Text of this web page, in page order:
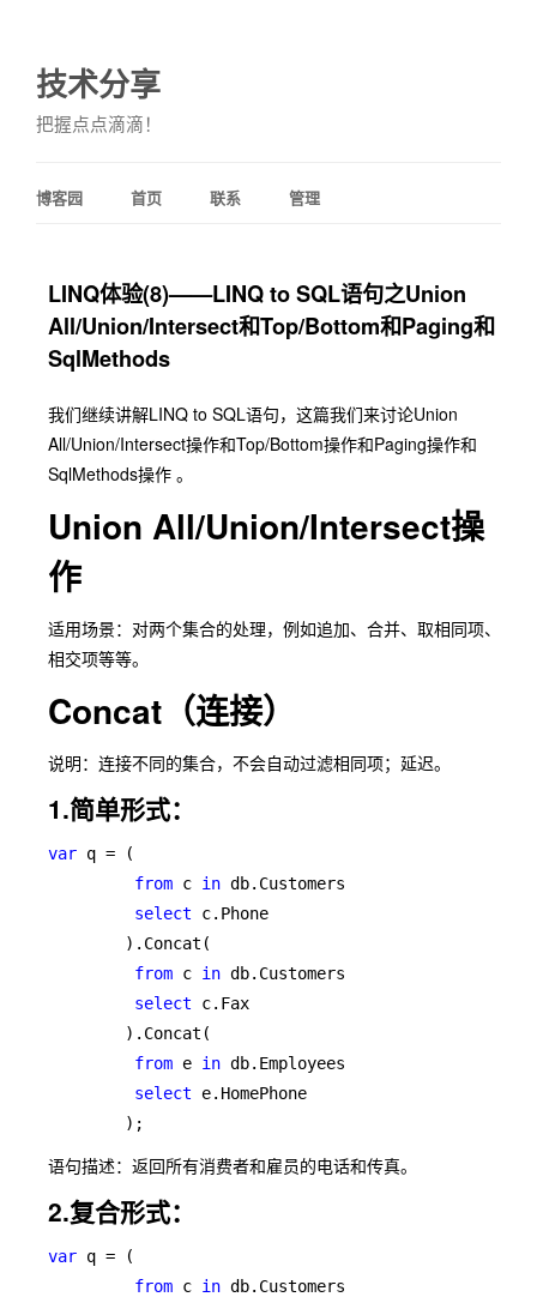
技术分享
把握点点滴滴！
博客园 首页 联系 管理
LINQ体验(8)——LINQ to SQL语句之Union
All/Union/Intersect和Top/Bottom和Paging和
SqlMethods
我们继续讲解LINQ to SQL语句，这篇我们来讨论Union
All/Union/Intersect操作和Top/Bottom操作和Paging操作和
SqlMethods操作 。
Union All/Union/Intersect操
作
适用场景：对两个集合的处理，例如追加、合并、取相同项、
相交项等等。
Concat（连接）
说明：连接不同的集合，不会自动过滤相同项；延迟。
1.简单形式：
var q = (
from c in db.Customers
select c.Phone
        ).Concat(
from c in db.Customers
select c.Fax
        ).Concat(
from e in db.Employees
select e.HomePhone
        );
语句描述：返回所有消费者和雇员的电话和传真。
2.复合形式：
var q = (
from c in db.Customers